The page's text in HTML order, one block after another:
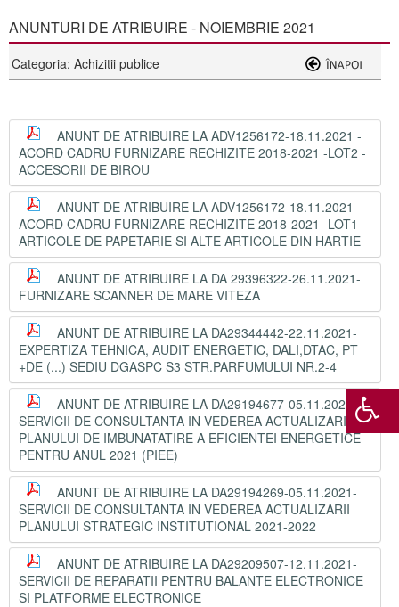
ANUNTURI DE ATRIBUIRE - NOIEMBRIE 2021
Categoria: Achizitii publice
ANUNT DE ATRIBUIRE LA ADV1256172-18.11.2021 -
ACORD CADRU FURNIZARE RECHIZITE 2018-2021 -LOT2 -
ACCESORII DE BIROU
ANUNT DE ATRIBUIRE LA ADV1256172-18.11.2021 -
ACORD CADRU FURNIZARE RECHIZITE 2018-2021 -LOT1 -
ARTICOLE DE PAPETARIE SI ALTE ARTICOLE DIN HARTIE
ANUNT DE ATRIBUIRE LA DA 29396322-26.11.2021-
FURNIZARE SCANNER DE MARE VITEZA
ANUNT DE ATRIBUIRE LA DA29344442-22.11.2021-
EXPERTIZA TEHNICA, AUDIT ENERGETIC, DALI,DTAC, PT
+DE (...) SEDIU DGASPC S3 STR.PARFUMULUI NR.2-4
ANUNT DE ATRIBUIRE LA DA29194677-05.11.2021-
SERVICII DE CONSULTANTA IN VEDEREA ACTUALIZARII
PLANULUI DE IMBUNATATIRE A EFICIENTEI ENERGETICE
PENTRU ANUL 2021 (PIEE)
ANUNT DE ATRIBUIRE LA DA29194269-05.11.2021-
SERVICII DE CONSULTANTA IN VEDEREA ACTUALIZARII
PLANULUI STRATEGIC INSTITUTIONAL 2021-2022
ANUNT DE ATRIBUIRE LA DA29209507-12.11.2021-
SERVICII DE REPARATII PENTRU BALANTE ELECTRONICE
SI PLATFORME ELECTRONICE